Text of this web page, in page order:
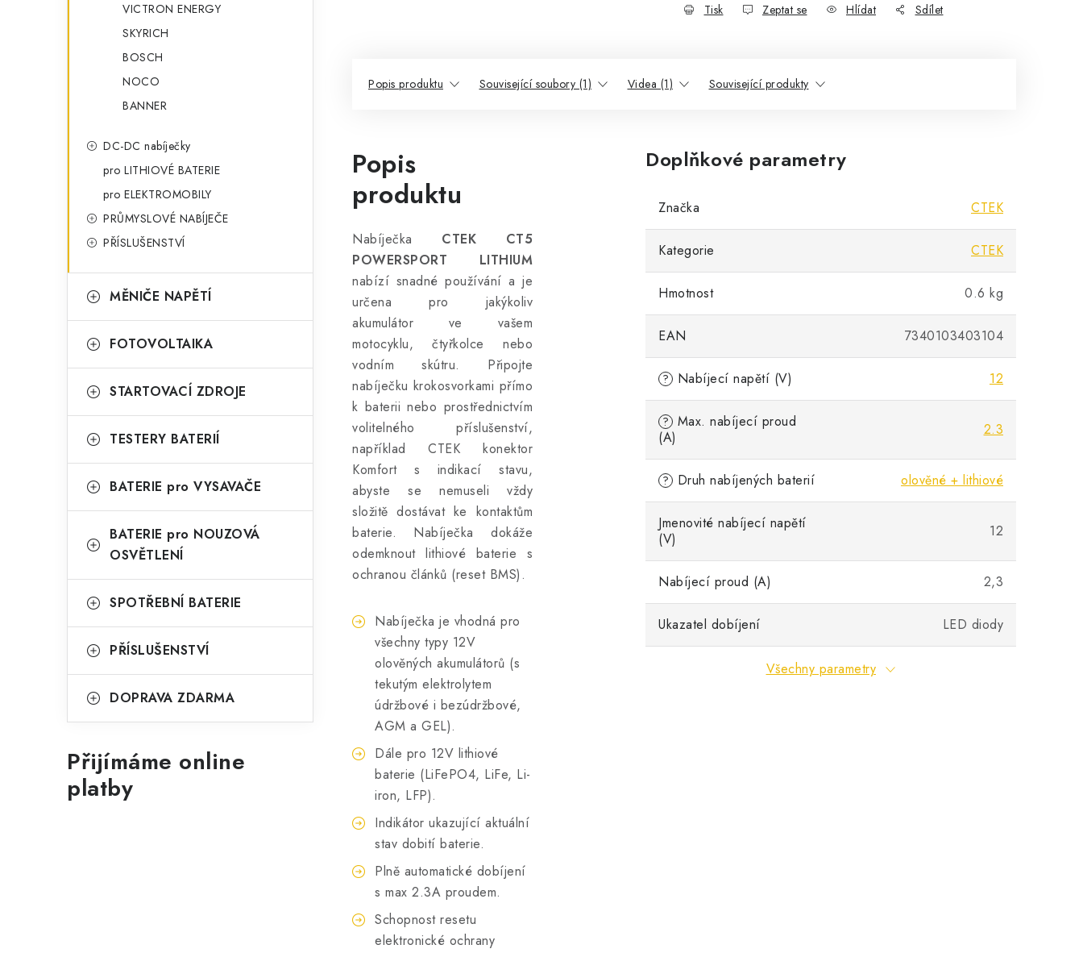
VICTRON ENERGY
SKYRICH
BOSCH
NOCO
BANNER
DC-DC nabíječky
pro LITHIOVÉ BATERIE
pro ELEKTROMOBILY
PRŮMYSLOVÉ NABÍJEČE
PŘÍSLUŠENSTVÍ
MĚNIČE NAPĚTÍ
FOTOVOLTAIKA
STARTOVACÍ ZDROJE
TESTERY BATERIÍ
BATERIE pro VYSAVAČE
BATERIE pro NOUZOVÁ
OSVĚTLENÍ
SPOTŘEBNÍ BATERIE
PŘÍSLUŠENSTVÍ
DOPRAVA ZDARMA
Přijímáme online
platby
Tisk Zeptat se Hlídat Sdílet
Popis produktu Související soubory (1) Videa (1) Související produkty
Popis
produktu
Nabíječka CTEK CT5
POWERSPORT LITHIUM
nabízí snadné používání a je
určena pro jakýkoliv
akumulátor ve vašem
motocyklu, čtyřkolce nebo
vodním skútru. Připojte
nabíječku krokosvorkami přímo
k baterii nebo prostřednictvím
volitelného příslušenství,
například CTEK konektor
Komfort s indikací stavu,
abyste se nemuseli vždy
složitě dostávat ke kontaktům
baterie. Nabíječka dokáže
odemknout lithiové baterie s
ochranou článků (reset BMS).
Nabíječka je vhodná pro
všechny typy 12V
olověných akumulátorů (s
tekutým elektrolytem
údržbové i bezúdržbové,
AGM a GEL).
Dále pro 12V lithiové
baterie (LiFePO4, LiFe, Li-
iron, LFP).
Indikátor ukazující aktuální
stav dobití baterie.
Plně automatické dobíjení
s max 2.3A proudem.
Schopnost resetu
elektronické ochrany
Doplňkové parametry
Značka CTEK
Kategorie CTEK
Hmotnost 0.6 kg
EAN 7340103403104
? Nabíjecí napětí (V) 12
? Max. nabíjecí proud
(A)
2.3
? Druh nabíjených baterií olověné + lithiové
Jmenovité nabíjecí napětí
(V)
12
Nabíjecí proud (A) 2,3
Ukazatel dobíjení LED diody
Všechny parametry